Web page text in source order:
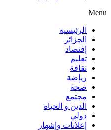
Menu
الرئيسية
الجزائر
إقتصاد
تعليم
ثقافة
رياضة
صحة
مجتمع
الدين و الحياة
دولي
إعلانات وإشهار